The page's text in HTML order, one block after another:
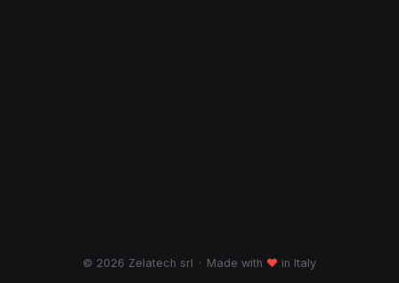
© 2026 Zelatech srl · Made with ♥ in Italy